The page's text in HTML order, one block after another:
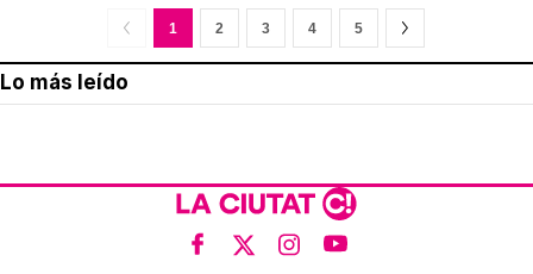
1 2 3 4 5
Lo más leído